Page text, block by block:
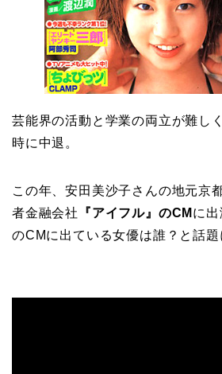
芸能界の活動と学業の両立が難し
時に中退。
この年、安田美沙子さんの地元京
者金融会社
『アイフル』のCM に
のCMに出ている女優は誰？と話題